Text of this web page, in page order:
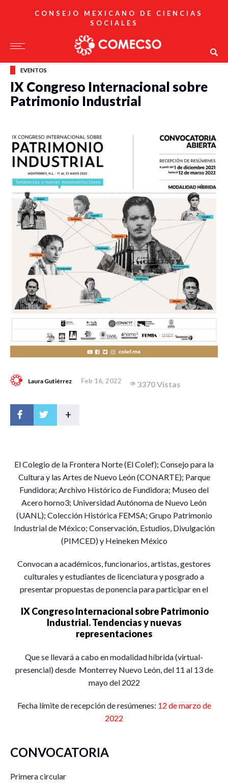
CONSEJO MEXICANO DE CIENCIAS
SOCIALES
EVENTOS
IX Congreso Internacional sobre
Patrimonio Industrial
Laura Gutiérrez Feb 16, 2022 3370 Vistas
+
El Colegio de la Frontera Norte (El Colef); Consejo para la
Cultura y las Artes de Nuevo León (CONARTE); Parque
Fundidora; Archivo Histórico de Fundidora; Museo del
Acero horno3; Universidad Autónoma de Nuevo León
(UANL); Colección Histórica FEMSA; Grupo Patrimonio
Industrial de México; Conservación, Estudios, Divulgación
(PIMCED) y Heineken México
Convocan a académicos, funcionarios, artistas, gestores
culturales y estudiantes de licenciatura y posgrado a
presentar propuestas de ponencia para participar en el
IX Congreso Internacional sobre Patrimonio
Industrial. Tendencias y nuevas
representaciones
Que se llevará a cabo en modalidad híbrida (virtual-
presencial) desde Monterrey Nuevo León, del 11 al 13 de
mayo del 2022
Fecha límite de recepción de resúmenes: 12 de marzo de
2022
CONVOCATORIA
Primera circular